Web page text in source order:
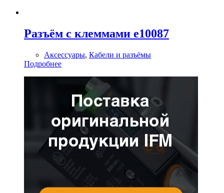
Разъём с клеммами e10087
Аксессуары, Кабели и разъёмы
Подробнее